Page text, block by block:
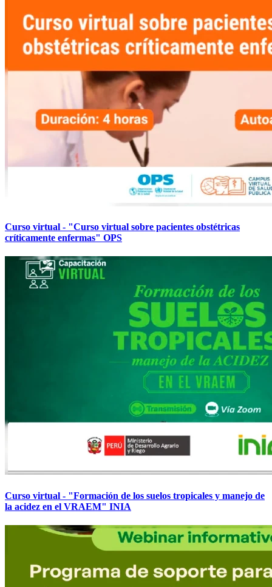
Curso virtual - "Curso virtual sobre pacientes obstétricas
críticamente enfermas" OPS
Curso virtual - "Formación de los suelos tropicales y manejo de
la acidez en el VRAEM" INIA